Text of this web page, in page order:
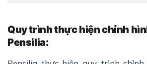
Quy trình thực hiệnchỉnh
Pensilia: